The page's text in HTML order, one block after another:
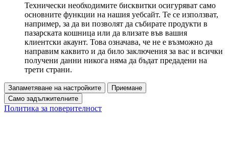
Технически необходимите бисквитки осигуряват само
основните функции на нашия уебсайт. Те се използват,
например, за да ви позволят да събирате продукти в
пазарската кошница или да влизате във вашия
клиентски акаунт. Това означава, че не е възможно да
направим каквито и да било заключения за вас и всички
получени данни никога няма да бъдат предадени на
трети страни.
Запаметяване на настройките
Приемане
Само задължителните
Политика за поверителност